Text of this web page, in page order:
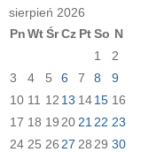
sierpień 2026
PnWtŚrCz PtSo N
1
2
3
4 5 6 7 8
9
10 11 12 13 1415 16
17 18 19 20 21 22 23
24 25 26 27 28 29 30